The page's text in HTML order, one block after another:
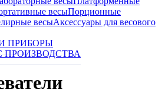
весыПорционные
весыАксессуары для весового
ПРИБОРЫ
ПРОИЗВОДСТВА